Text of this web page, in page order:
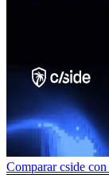
Comparar cside con